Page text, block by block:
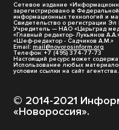
Сетевое издание
зарегистрировано в
информационных технологий и
Свидетельство о регистрации
Учредитель — НАО «Царьград
«Главный редактор- Лукьянов
«Шеф-редактор - Садчиков А.М.»
Email: mail@novorosinform.org
Телефон: +7 (495) 374-77-73
Настоящий ресурс может
Использование любых
условии ссылки на сайт агентства.
© 2014-2021
«Новороссия».